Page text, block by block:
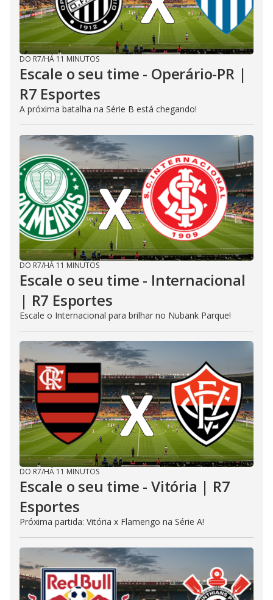
DO R7/HÁ 11 MINUTOS
Escale o seu time - Operário-PR |
R7 Esportes
A próxima batalha na Série B está chegando!
DO R7/HÁ 11 MINUTOS
Escale o seu time - Internacional
| R7 Esportes
Escale o Internacional para brilhar no Nubank Parque!
DO R7/HÁ 11 MINUTOS
Escale o seu time - Vitória | R7
Esportes
Próxima partida: Vitória x Flamengo na Série A!